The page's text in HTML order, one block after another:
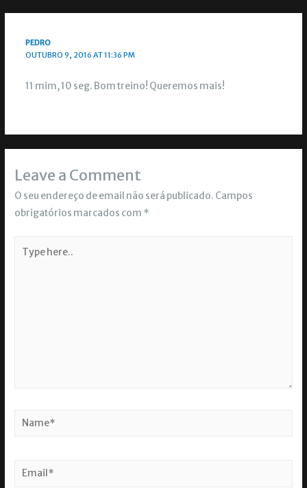
PEDRO
OUTUBRO 9, 2016 AT 11:36 PM
11 mim, 10 seg. Bom treino! Queremos mais!
Leave a Comment
O seu endereço de email não será publicado. Campos
obrigatórios marcados com *